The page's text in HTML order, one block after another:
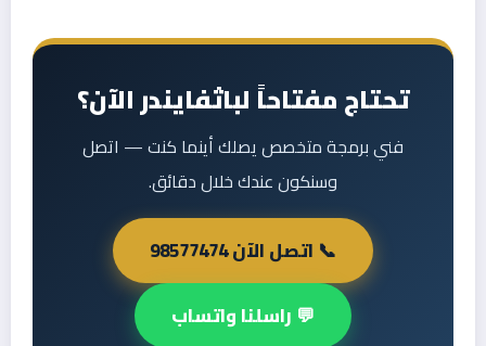
تحتاج مفتاحاً لباثفايندر الآن؟
فني برمجة متخصص يصلك أينما كنت — اتصل
وسنكون عندك خلال دقائق.
📞 اتصل الآن 98577474
💬 راسلنا واتساب